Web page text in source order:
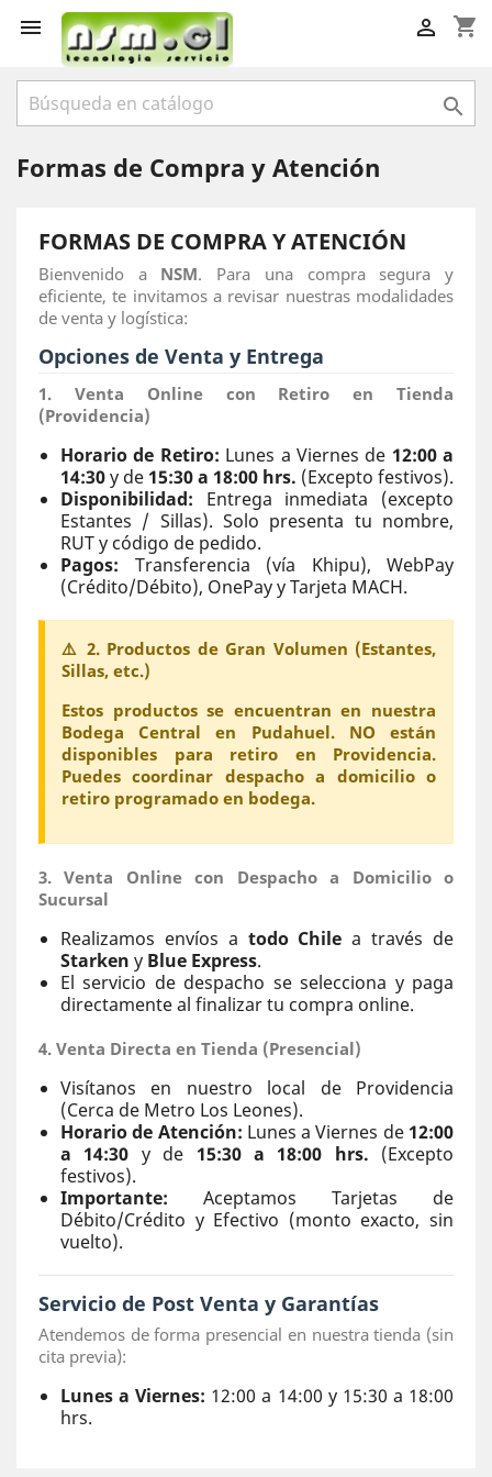
 shopping_cart


Formas de Compra y Atención
FORMAS DE COMPRA Y ATENCIÓN
Bienvenido a NSM. Para una compra segura y
eficiente, te invitamos a revisar nuestras modalidades
de venta y logística:
Opciones de Venta y Entrega
1. Venta Online con Retiro en Tienda
(Providencia)
Horario de Retiro: Lunes a Viernes de 12:00 a
14:30y de 15:30 a 18:00 hrs. (Excepto festivos).
Disponibilidad: Entrega inmediata (excepto
Estantes / Sillas). Solo presenta tu nombre,
RUT y código de pedido.
Pagos: Transferencia (vía Khipu), WebPay
(Crédito/Débito), OnePay y Tarjeta MACH.
⚠️ 2. Productos de Gran Volumen (Estantes,
Sillas, etc.)
Estos productos se encuentran en nuestra
Bodega Central en Pudahuel. NO están
disponibles para retiro en Providencia.
Puedes coordinar despacho a domicilio o
retiro programado en bodega.
3. Venta Online con Despacho a Domicilio o
Sucursal
Realizamos envíos a todo Chile a través de
Starken y Blue Express.
El servicio de despacho se selecciona y paga
directamente al finalizar tu compra online.
4. Venta Directa en Tienda (Presencial)
Visítanos en nuestro local de Providencia
(Cerca de Metro Los Leones).
Horario de Atención: Lunes a Viernes de 12:00
a 14:30 y de 15:30 a 18:00 hrs. (Excepto
festivos).
Importante: Aceptamos Tarjetas de
Débito/Crédito y Efectivo (monto exacto, sin
vuelto).
Servicio de Post Venta y Garantías
Atendemos de forma presencial en nuestra tienda (sin
cita previa):
Lunes a Viernes: 12:00 a 14:00 y 15:30 a 18:00
hrs.